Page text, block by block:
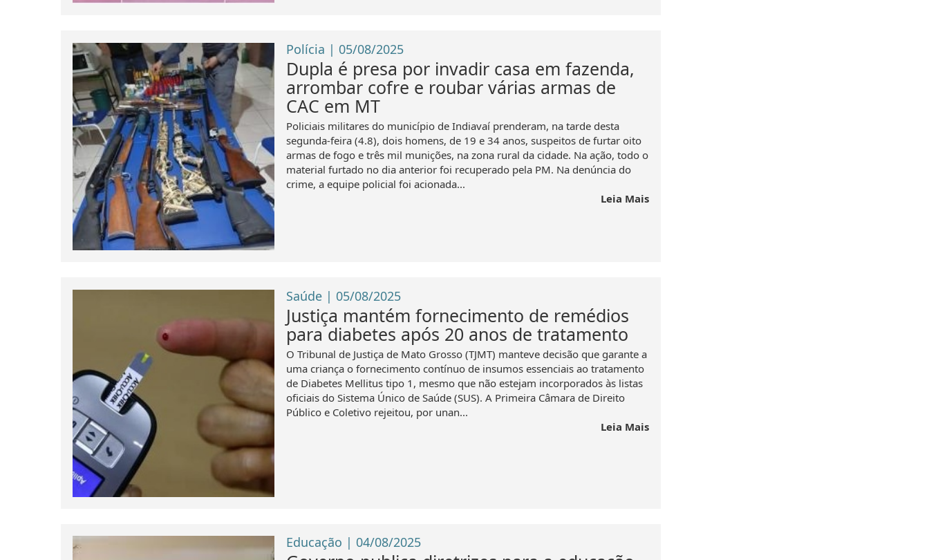
Polícia | 05/08/2025
Dupla é presa por invadir casa em fazenda,
arrombar cofre e roubar várias armas de
CAC em MT
Policiais militares do município de Indiavaí prenderam, na tarde desta
segunda-feira (4.8), dois homens, de 19 e 34 anos, suspeitos de furtar oito
armas de fogo e três mil munições, na zona rural da cidade. Na ação, todo o
material furtado no dia anterior foi recuperado pela PM. Na denúncia do
crime, a equipe policial foi acionada...
Leia Mais
Saúde | 05/08/2025
Justiça mantém fornecimento de remédios
para diabetes após 20 anos de tratamento
O Tribunal de Justiça de Mato Grosso (TJMT) manteve decisão que garante a
uma criança o fornecimento contínuo de insumos essenciais ao tratamento
de Diabetes Mellitus tipo 1, mesmo que não estejam incorporados às listas
oficiais do Sistema Único de Saúde (SUS). A Primeira Câmara de Direito
Público e Coletivo rejeitou, por unan...
Leia Mais
Educação | 04/08/2025